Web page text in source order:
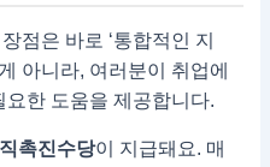
점은 바로 ‘통합적인 지
아니라, 여러분이 취업에
한 도움을 제공합니다.
촉진수당이 지급돼요. 매